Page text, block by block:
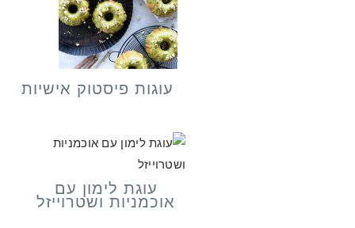
עוגות פיסטוק אישיות
עוגת לימון עם
אוכמניות ושטרוייזל